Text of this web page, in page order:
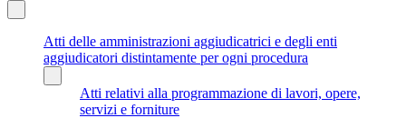
Atti delle amministrazioni aggiudicatrici e degli enti
aggiudicatori distintamente per ogni procedura
Atti relativi alla programmazione di lavori, opere,
servizi e forniture